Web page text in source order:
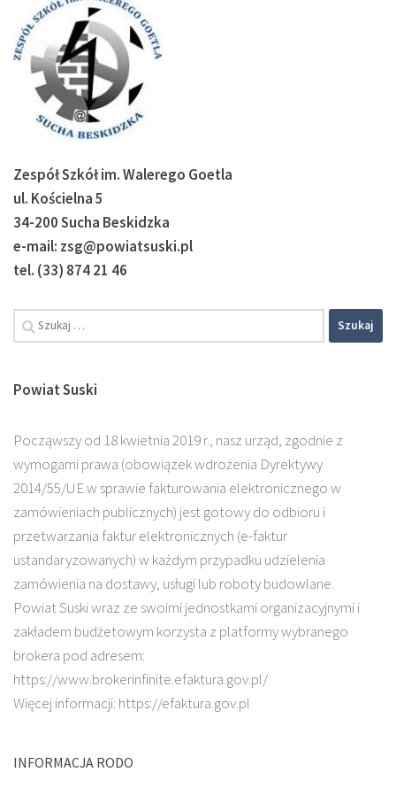
Zespół Szkół im. Walerego Goetla
ul. Kościelna 5
34-200 Sucha Beskidzka
e-mail: zsg@powiatsuski.pl
tel. (33) 874 21 46
Szukaj:
Powiat Suski
Począwszy od 18 kwietnia 2019 r., nasz urząd, zgodnie z
wymogami prawa (obowiązek wdrożenia Dyrektywy
2014/55/UE w sprawie fakturowania elektronicznego w
zamówieniach publicznych) jest gotowy do odbioru i
przetwarzania faktur elektronicznych (e-faktur
ustandaryzowanych) w każdym przypadku udzielenia
zamówienia na dostawy, usługi lub roboty budowlane.
Powiat Suski wraz ze swoimi jednostkami organizacyjnymi i
zakładem budżetowym korzysta z platformy wybranego
brokera pod adresem:
https://www.brokerinfinite.efaktura.gov.pl/
Więcej informacji: https://efaktura.gov.pl
INFORMACJA RODO